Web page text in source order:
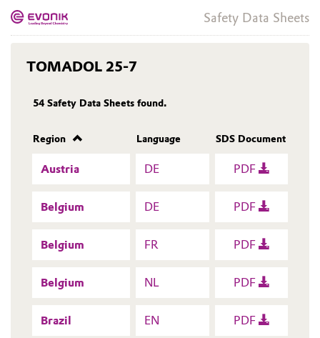
Safety Data Sheets
TOMADOL 25-7
54 Safety Data Sheets found.
Region Language SDS Document
Austria DE PDF
Belgium DE PDF
Belgium FR PDF
Belgium NL PDF
Brazil EN PDF